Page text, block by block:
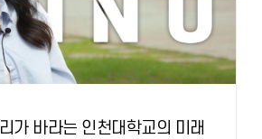
가 바라는 인천대학교의 미래